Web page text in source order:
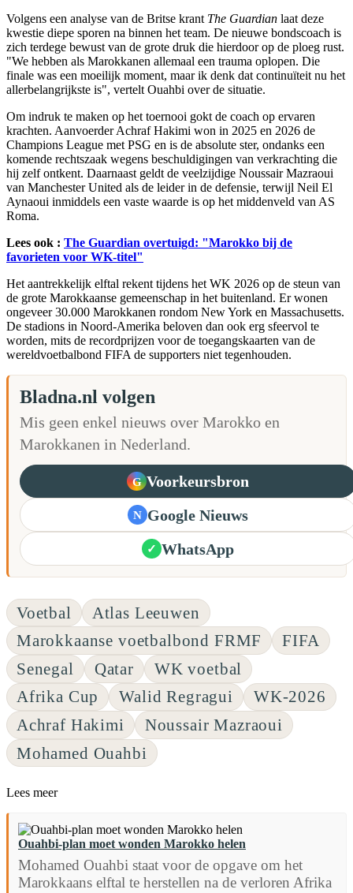
Volgens een analyse van de Britse krant The Guardian laat deze
kwestie diepe sporen na binnen het team. De nieuwe bondscoach is
zich terdege bewust van de grote druk die hierdoor op de ploeg rust.
"We hebben als Marokkanen allemaal een trauma oplopen. Die
finale was een moeilijk moment, maar ik denk dat continuïteit nu het
allerbelangrijkste is", vertelt Ouahbi over de situatie.
Om indruk te maken op het toernooi gokt de coach op ervaren
krachten. Aanvoerder Achraf Hakimi won in 2025 en 2026 de
Champions League met PSG en is de absolute ster, ondanks een
komende rechtszaak wegens beschuldigingen van verkrachting die
hij zelf ontkent. Daarnaast geldt de veelzijdige Noussair Mazraoui
van Manchester United als de leider in de defensie, terwijl Neil El
Aynaoui inmiddels een vaste waarde is op het middenveld van AS
Roma.
Lees ook : The Guardian overtuigd: "Marokko bij de
favorieten voor WK-titel"
Het aantrekkelijk elftal rekent tijdens het WK 2026 op de steun van
de grote Marokkaanse gemeenschap in het buitenland. Er wonen
ongeveer 30.000 Marokkanen rondom New York en Massachusetts.
De stadions in Noord-Amerika beloven dan ook erg sfeervol te
worden, mits de recordprijzen voor de toegangskaarten van de
wereldvoetbalbond FIFA de supporters niet tegenhouden.
Bladna.nl volgen
Mis geen enkel nieuws over Marokko en
Marokkanen in Nederland.
G Voorkeursbron
N Google Nieuws
✓ WhatsApp
Voetbal
Atlas Leeuwen
Marokkaanse voetbalbond FRMF
FIFA
Senegal
Qatar
WK voetbal
Afrika Cup
Walid Regragui
WK-2026
Achraf Hakimi
Noussair Mazraoui
Mohamed Ouahbi
Lees meer
Ouahbi-plan moet wonden Marokko helen
Mohamed Ouahbi staat voor de opgave om het
Marokkaans elftal te herstellen na de verloren Afrika